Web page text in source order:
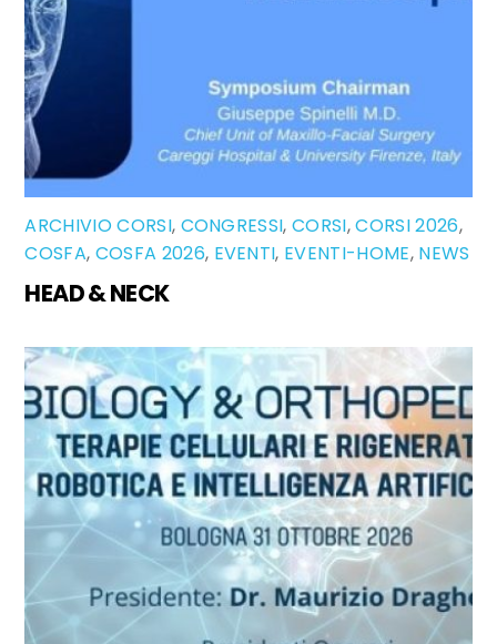
ARCHIVIO CORSI, CONGRESSI,CORSI,CORSI 2026,
COSFA, COSFA 2026, EVENTI, EVENTI-HOME, NEWS
HEAD & NECK